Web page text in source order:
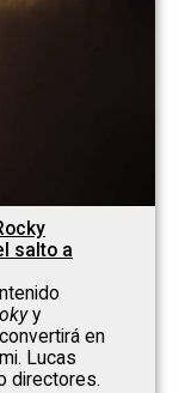
salto a
y
en
Lucas
directores.